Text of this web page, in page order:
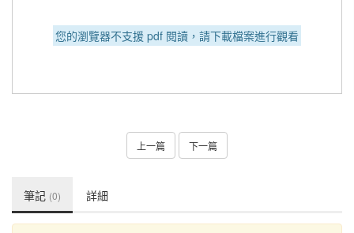
您的瀏覽器不支援 pdf 閱讀，請下載檔案進行觀看
上一篇 下一篇
筆記 (0) 詳細